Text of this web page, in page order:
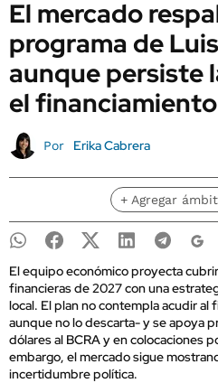
El mercado
programa de
aunque persiste
el
Por Erika Cabrera
+ Agregar
El equipo económico proyecta
financieras de 2027 con una
local. El plan no contempla acudir al
aunque no lo descarta- y se apoya
dólares al BCRA y en colocaciones
embargo, el mercado sigue
incertidumbre política.